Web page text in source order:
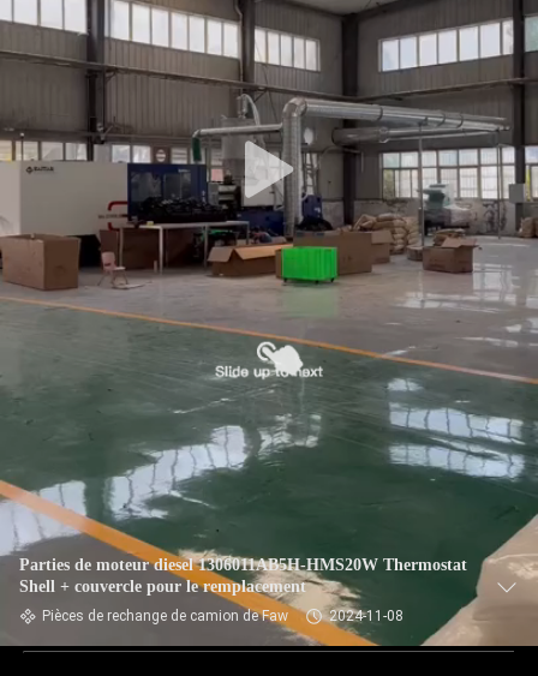
Parties de moteur diesel 1306011AB5H-HMS20W Thermostat
Shell + couvercle pour le remplacement
Pièces de rechange de camion de Faw 2024-11-08